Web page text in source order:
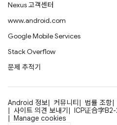
Nexus 고객센터
www.android.com
Google Mobile Services
Stack Overflow
문제 추적기
Android 정보 커뮤니티 법률 조항
사이트 의견 보내기
ICP证合字
Manage cookies